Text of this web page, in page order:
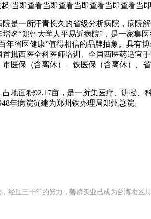
]当即查看当即查看当即查看当即查看当
一所汗青长久的省级分析病院，病院
名“郑州大学人平易近病院”，是一家集
省医健康”值得相信的品牌抽象。具有
批西医全科医师培训、全国西医药适宜
医保（含离休）、铁医保（含离休）、
面积92.17亩，是一所集医疗、讲授、
年病院沉建为郑州铁办理局郑州总院。
经过三十年的努力，善群实业已成为台湾地区